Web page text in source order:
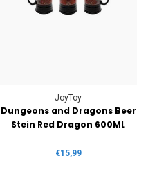
JoyToy
Dungeons and Dragons Beer
Stein Red Dragon 600ML
€15,99